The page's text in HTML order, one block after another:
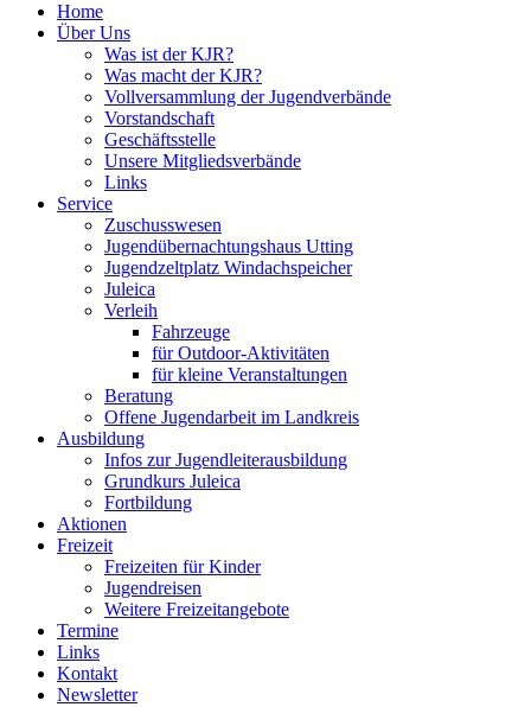
Home
Über Uns
Was ist der KJR?
Was macht der KJR?
Vollversammlung der Jugendverbände
Vorstandschaft
Geschäftsstelle
Unsere Mitgliedsverbände
Links
Service
Zuschusswesen
Jugendübernachtungshaus Utting
Jugendzeltplatz Windachspeicher
Juleica
Verleih
Fahrzeuge
für Outdoor-Aktivitäten
für kleine Veranstaltungen
Beratung
Offene Jugendarbeit im Landkreis
Ausbildung
Infos zur Jugendleiterausbildung
Grundkurs Juleica
Fortbildung
Aktionen
Freizeit
Freizeiten für Kinder
Jugendreisen
Weitere Freizeitangebote
Termine
Links
Kontakt
Newsletter